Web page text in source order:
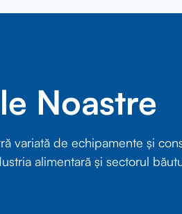
Noastre
variată de echipamente și
alimentară și sectorul